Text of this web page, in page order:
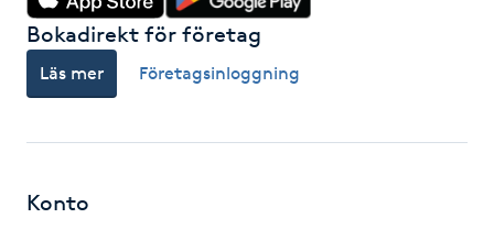
Hudvård
Hyaluronsyra
Hyperhidros
Hypnos
Bokadirekt för företag
Läs mer Företagsinloggning
Konto